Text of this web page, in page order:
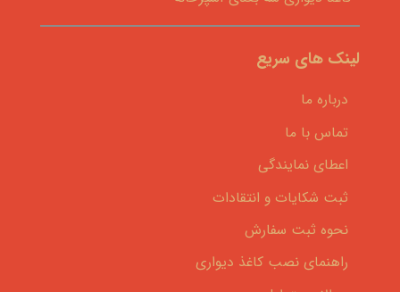
لینک های سریع
درباره ما
تماس با ما
اعطای نمایندگی
ثبت شکایات و انتقادات
نحوه ثبت سفارش
راهنمای نصب کاغذ دیواری